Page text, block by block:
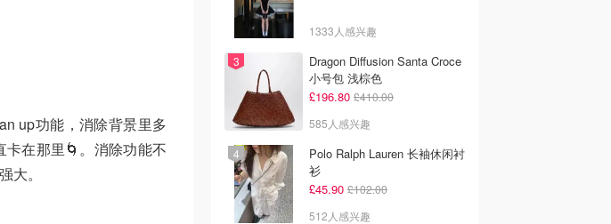
up功能，消除背景里多
在那里🌀。消除功能不
大。
1333人感兴趣
Dragon Diffusion Santa Croce
小号包 浅棕色
£196.80 £410.00
585人感兴趣
Polo Ralph Lauren 长袖休闲衬
衫
£45.90 £102.00
512人感兴趣